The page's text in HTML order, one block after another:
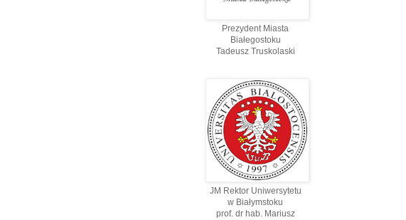
Prezydent Miasta
Białegostoku
Tadeusz Truskolaski
JM Rektor Uniwersytetu
w Białymstoku
prof. dr hab. Mariusz